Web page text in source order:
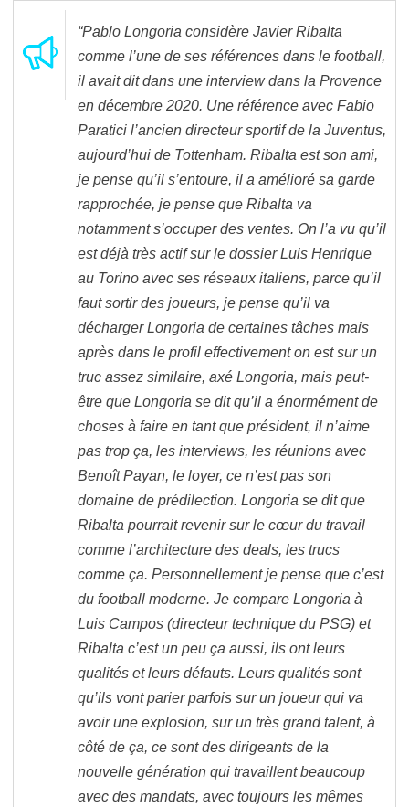
“Pablo Longoria considère Javier Ribalta
comme l’une de ses références dans le football,
il avait dit dans une interview dans la Provence
en décembre 2020. Une référence avec Fabio
Paratici l’ancien directeur sportif de la Juventus,
aujourd’hui de Tottenham. Ribalta est son ami,
je pense qu’il s’entoure, il a amélioré sa garde
rapprochée, je pense que Ribalta va
notamment s’occuper des ventes. On l’a vu qu’il
est déjà très actif sur le dossier Luis Henrique
au Torino avec ses réseaux italiens, parce qu’il
faut sortir des joueurs, je pense qu’il va
décharger Longoria de certaines tâches mais
après dans le profil effectivement on est sur un
truc assez similaire, axé Longoria, mais peut-
être que Longoria se dit qu’il a énormément de
choses à faire en tant que président, il n’aime
pas trop ça, les interviews, les réunions avec
Benoît Payan, le loyer, ce n’est pas son
domaine de prédilection. Longoria se dit que
Ribalta pourrait revenir sur le cœur du travail
comme l’architecture des deals, les trucs
comme ça. Personnellement je pense que c’est
du football moderne. Je compare Longoria à
Luis Campos (directeur technique du PSG) et
Ribalta c’est un peu ça aussi, ils ont leurs
qualités et leurs défauts. Leurs qualités sont
qu’ils vont parier parfois sur un joueur qui va
avoir une explosion, sur un très grand talent, à
côté de ça, ce sont des dirigeants de la
nouvelle génération qui travaillent beaucoup
avec des mandats, avec toujours les mêmes